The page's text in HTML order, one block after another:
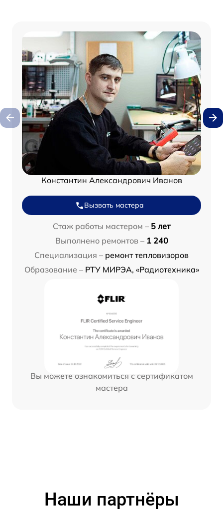
Константин Александрович Иванов
Вызвать мастера
Стаж работы мастером – 5 лет
Выполнено ремонтов – 1 240
Специализация – ремонт тепловизоров
Образование – РТУ МИРЭА, «Радиотехника»
Вы можете ознакомиться с сертификатом
мастера
Наши партнёры